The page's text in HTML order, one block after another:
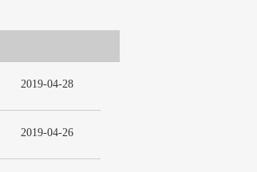
2019-04-28
2019-04-26